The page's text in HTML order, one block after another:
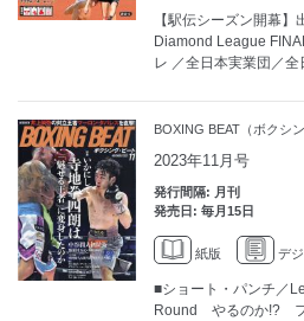
【駅伝シーズン開幕
Diamond League
レ ／全日本実業団／
BOXING BEAT（ボクシ
2023年11月号
発行間隔: 月刊
発売日: 毎月15日
紙版 デ
■ショート・パンチ／
Round やるのか!? フ